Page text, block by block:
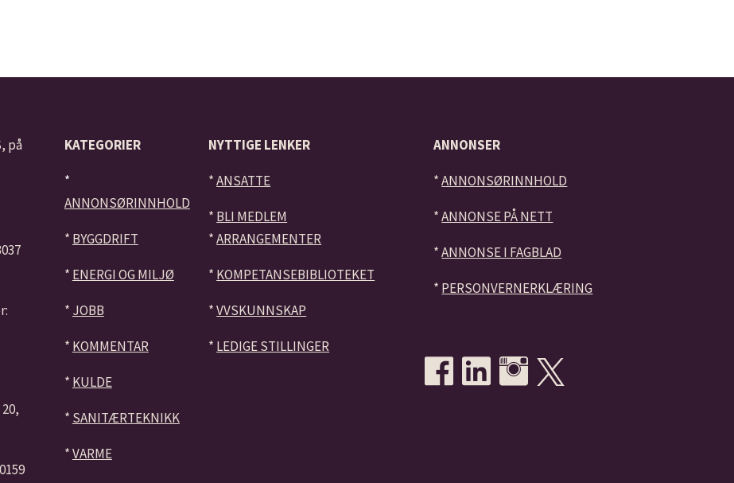
på
KATEGORIER
*
ANNONSØRINNHOLD
* BYGGDRIFT
* ENERGI OG MILJØ
* JOBB
* KOMMENTAR
* KULDE
* SANITÆRTEKNIKK
*VARME
NYTTIGE LENKER
*ANSATTE
* BLI MEDLEM
*ARRANGEMENTER
* KOMPETANSEBIBLIOTEKET
*VVSKUNNSKAP
* LEDIGE STILLINGER
ANNONSER
*ANNONSØRINNHOLD
*ANNONSE PÅ NETT
*ANNONSE I FAGBLAD
* PERSONVERNERKLÆRING